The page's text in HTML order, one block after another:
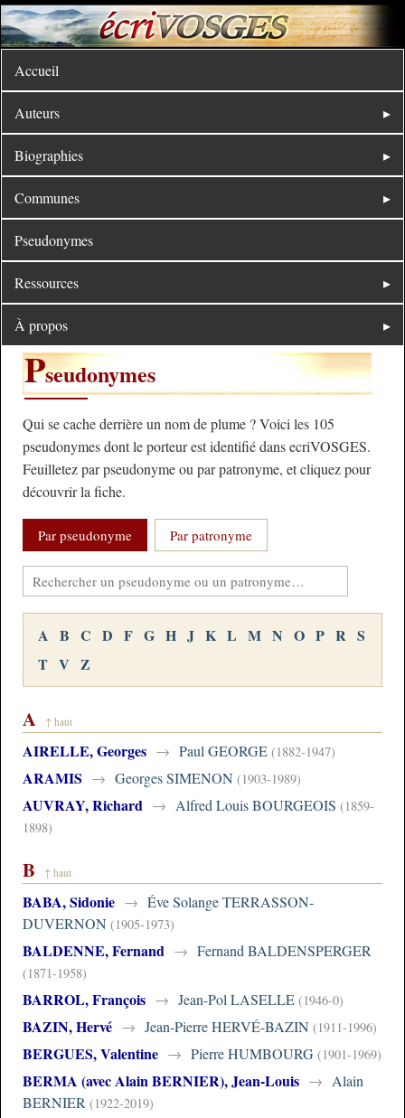
Accueil
Auteurs
Biographies
Communes
Pseudonymes
Ressources
À propos
Pseudonymes
Qui se cache derrière un nom de plume ? Voici les 105
pseudonymes dont le porteur est identifié dans ecriVOSGES.
Feuilletez par pseudonyme ou par patronyme, et cliquez pour
découvrir la fiche.
Par pseudonyme Par patronyme
A B C D F G H J K L M N O P R S
T V Z
A ↑ haut
AIRELLE, Georges → Paul GEORGE (1882-1947)
ARAMIS → Georges SIMENON (1903-1989)
AUVRAY, Richard → Alfred Louis BOURGEOIS (1859-
1898)
B ↑ haut
BABA, Sidonie → Éve Solange TERRASSON-
DUVERNON (1905-1973)
BALDENNE, Fernand → Fernand BALDENSPERGER
(1871-1958)
BARROL, François → Jean-Pol LASELLE (1946-0)
BAZIN, Hervé → Jean-Pierre HERVÉ-BAZIN (1911-1996)
BERGUES, Valentine → Pierre HUMBOURG (1901-1969)
BERMA (avec Alain BERNIER), Jean-Louis → Alain
BERNIER (1922-2019)